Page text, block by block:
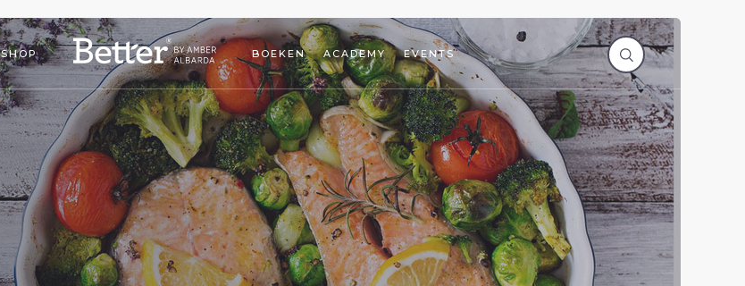
SHOP BOEKEN ACADEMY EVENTS